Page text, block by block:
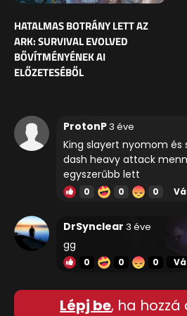
HATALMAS BOTRÁNY LETT AZ
ARK: SURVIVAL EVOLVED
BŐVÍTMÉNYÉNEK AI
ELŐZETESÉBŐL
ProtonP 3 éve
King slayert nyomom
dash heavy attack
egyszerűbb lett
0 0 0
DrSynclear 3 éve
gg
0 0 0
Lépj be, ha hozzá